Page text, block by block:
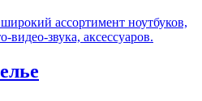
ассортимент ноутбуков,
звука, аксессуаров.